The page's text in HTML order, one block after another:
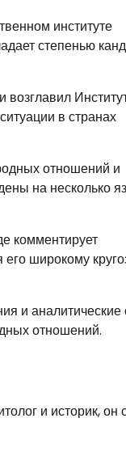
институте
степенью
возглавил
в странах
отношений и
на несколько
комментирует
широкому
и аналитические
отношений.
и историк, он